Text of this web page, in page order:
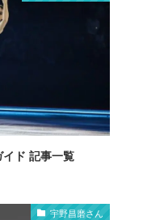
ド 記事一覧
宇野昌磨さん